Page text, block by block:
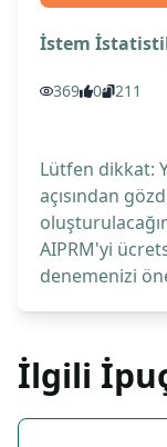
İstem
369 0 211
Lütfen dikkat:
açısından
AIPRM'yi
denemenizi
İlgili